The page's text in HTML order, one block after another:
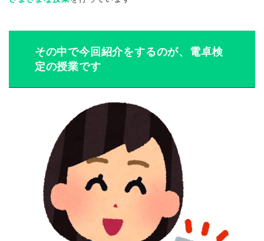
その中で今回紹介をするのが、電卓検
定の授業です